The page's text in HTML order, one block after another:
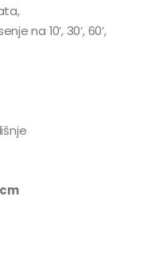
na 10’, 30’, 60’,